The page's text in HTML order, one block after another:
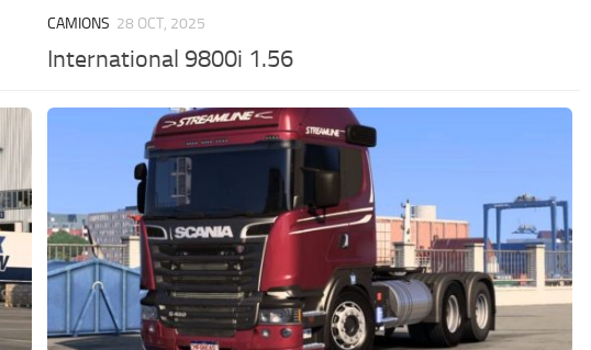
CAMIONS 28 OCT, 2025
International 9800i 1.56